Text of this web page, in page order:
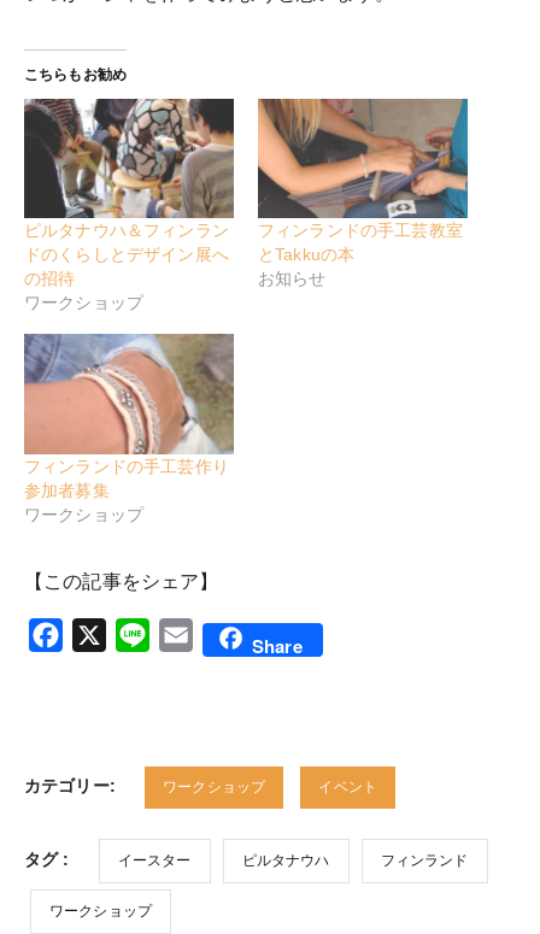
こちらもお勧め
ピルタナウハ＆フィンラン
ドのくらしとデザイン展へ
の招待
ワークショップ
フィンランドの手工芸教室
とTakkuの本
お知らせ
フィンランドの手工芸作り
参加者募集
ワークショップ
【この記事をシェア】
Facebook
X Line Email Share
カテゴリー: ワークショップ イベント
タグ : イースター ピルタナウハ フィンランド
ワークショップ